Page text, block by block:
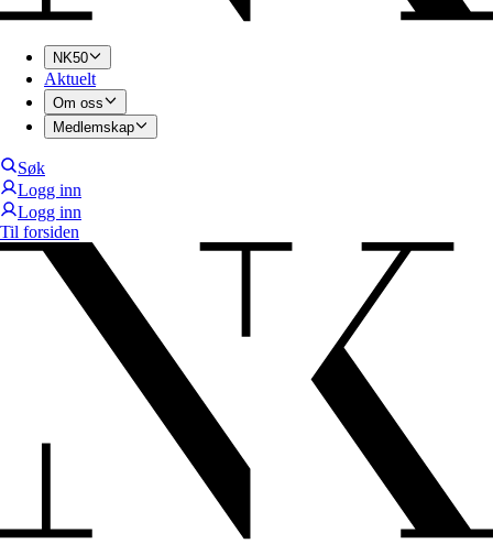
NK50
Aktuelt
Om oss
Medlemskap
Søk
Logg inn
Logg inn
Til forsiden